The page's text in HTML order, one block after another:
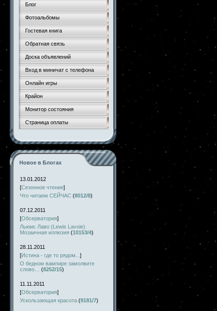
Блог
Фотоальбомы
Гостевая книга
Обратная связь
Доска объявлений
Вход в миничат с телефона
Онлайн игры
Крайон
Монитор состояния
Страница оплаты
Новое в Блогах
13.01.2012
[Сезонное чтение]
Что читаем СЕЙЧАС (8012/8)
07.12.2011
[Обсерватория]
Льюис Лаво (Lewis Lavoie).
Мозаичная иллюзия (10153/4)
28.11.2011
[Истина - где то рядом... ]
О бедном вампире замолвите
слово…
(8252/15)
11.11.2011
[Обсерватория]
Ускользающая красота (9181/7)